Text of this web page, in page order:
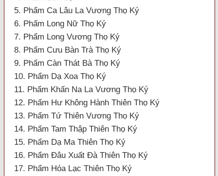
5. Phẩm Ca Lâu La Vương Thọ Ký
6. Phẩm Long Nữ Thọ Ký
7. Phẩm Long Vương Thọ Ký
8. Phẩm Cưu Bàn Trà Thọ Ký
9. Phẩm Càn Thát Bà Thọ Ký
10. Phẩm Dạ Xoa Thọ Ký
11. Phẩm Khấn Na La Vương Thọ Ký
12. Phẩm Hư Không Hành Thiên Thọ Ký
13. Phẩm Tứ Thiên Vương Thọ Ký
14. Phẩm Tam Thập Thiên Thọ Ký
15. Phẩm Dạ Ma Thiên Thọ Ký
16. Phẩm Đâu Xuất Đà Thiên Thọ Ký
17. Phẩm Hóa Lạc Thiên Thọ Ký